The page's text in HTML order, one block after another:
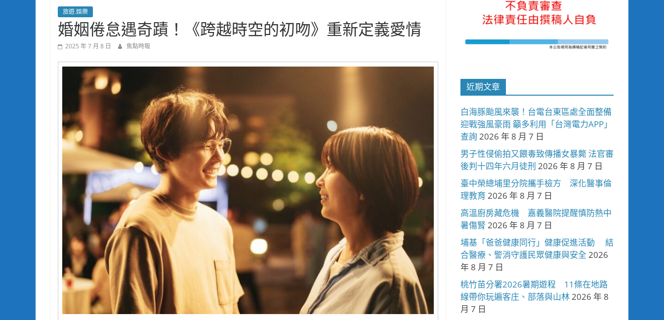
旅遊.娛樂
婚姻倦怠遇奇蹟！《跨越時空的初吻》重新定義愛情
2025 年 7 月 8 日 焦點時報
近期文章
白海豚颱風來襲！台電台東區處全面整備
迎戰強風豪雨 籲多利用「台灣電力APP」
查詢 2026 年 8 月 7 日
男子性侵偷拍又餵毒致傳播女暴斃 法官審
後判十四年六月徒刑 2026 年 8 月 7 日
臺中榮總埔里分院攜手檢方 深化醫事倫
理教育 2026 年 8 月 7 日
高溫廚房藏危機 嘉義醫院提醒慎防熱中
暑傷腎 2026 年 8 月 7 日
埔基「爸爸健康同行」健康促進活動 結
合醫療、警消守護民眾健康與安全 2026
年 8 月 7 日
桃竹苗分署2026暑期遊程 11條在地路
線帶你玩遍客庄、部落與山林2026 年 8
月 7 日